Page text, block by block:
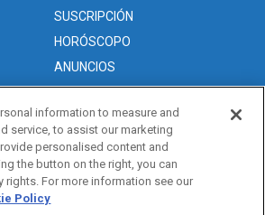
SUSCRIPCIÓN
HORÓSCOPO
ANUNCIOS
information to measure and
service, to assist our marketing
personalised content and
the button on the right, you can
rights. For more information see our
Policy